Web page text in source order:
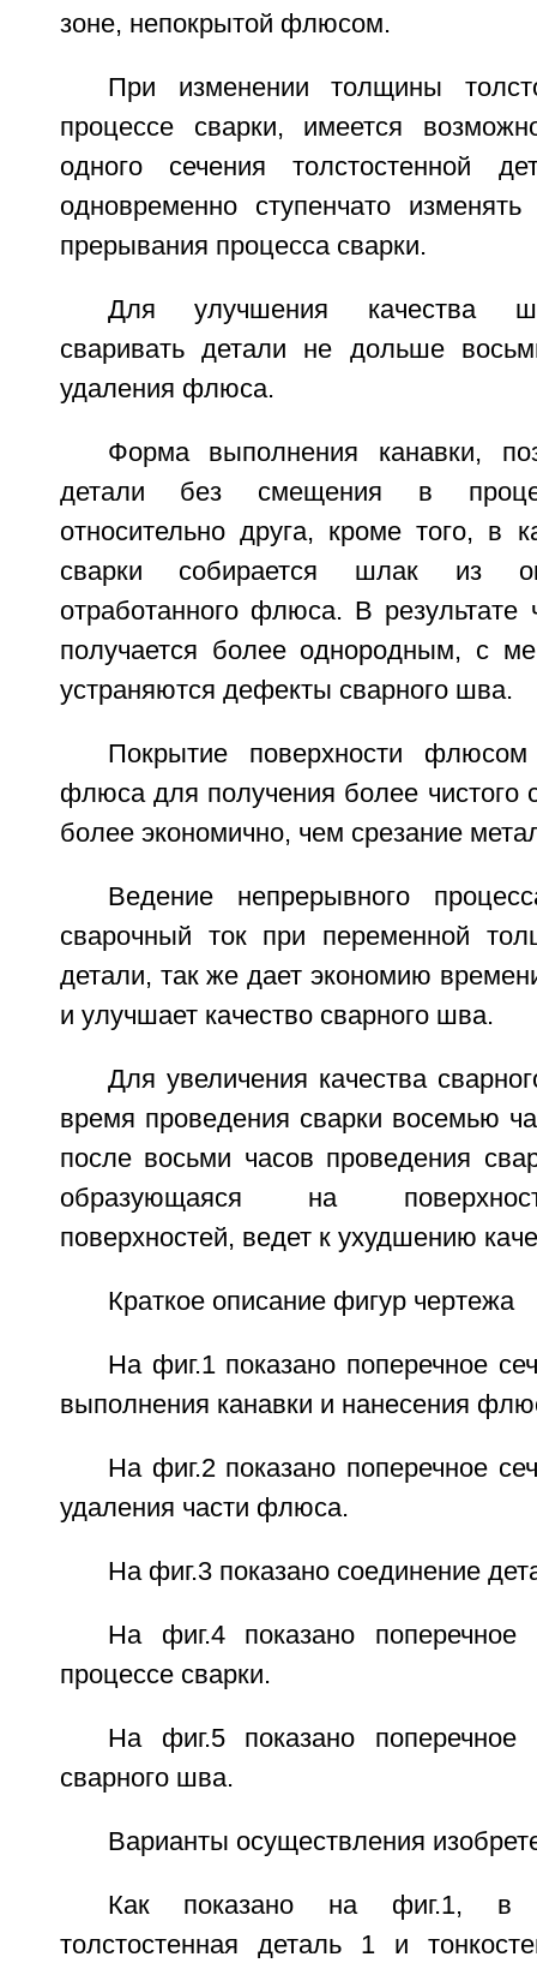
зоне, непокрытой флюсом.
При изменении толщины
процессе сварки, имеется
одного сечения толстостенной
одновременно ступенчато
прерывания процесса сварки.
Для улучшения качества
сваривать детали не дольше
удаления флюса.
Форма выполнения канавки,
детали без смещения в
относительно друга, кроме того, в
сварки собирается шлак из
отработанного флюса. В
получается более однородным, с
устраняются дефекты сварного шва.
Покрытие поверхности
флюса для получения более чистого
более экономично, чем срезание
Ведение непрерывного
сварочный ток при переменной
детали, так же дает экономию
и улучшает качество сварного шва.
Для увеличения качества
время проведения сварки восемью
после восьми часов проведения
образующаяся на
поверхностей, ведет к ухудшению
Краткое описание фигур чертежа
На фиг.1 показано поперечное
выполнения канавки и нанесения
На фиг.2 показано поперечное
удаления части флюса.
На фиг.3 показано соединение
На фиг.4 показано поперечное
процессе сварки.
На фиг.5 показано поперечное
сварного шва.
Варианты осуществления
Как показано на фиг.1, в
толстостенная деталь 1 и